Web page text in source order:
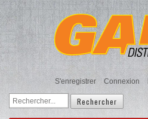
S'enregistrer Connexion